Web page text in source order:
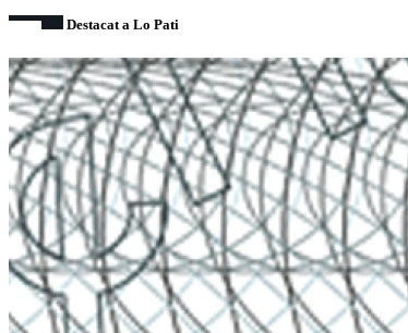
Destacat a Lo Pati